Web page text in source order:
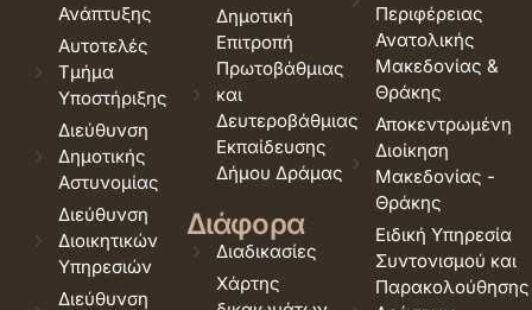
Ανάπτυξης
Αυτοτελές
Τμήμα
Υποστήριξης
Διεύθυνση
Δημοτικής
Αστυνομίας
Διεύθυνση
Διοικητικών
Υπηρεσιών
Διεύθυνση
Δημοτική
Επιτροπή
Πρωτοβάθμιας
και
Δευτεροβάθμιας
Εκπαίδευσης
Δήμου Δράμας
Διάφορα
Διαδικασίες
Χάρτης
Περιφέρειας
Ανατολικής
Μακεδονίας &
Θράκης
Αποκεντρωμένη
Διοίκηση
Μακεδονίας -
Θράκης
Ειδική Υπηρεσία
Συντονισμού και
Παρακολούθησης